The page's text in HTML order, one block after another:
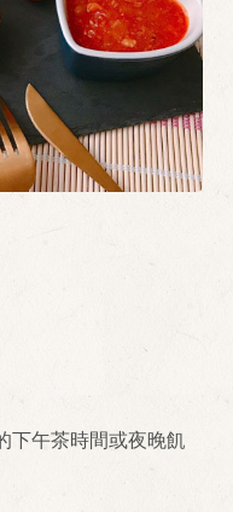
下午茶時間或夜晚飢